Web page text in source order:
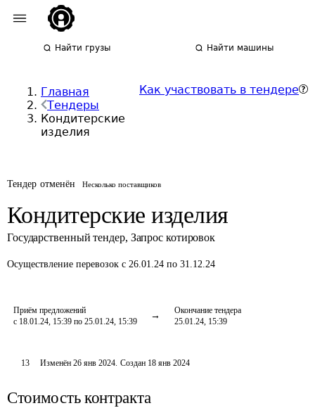
Найти грузы Найти машины
Главная
Тендеры
Кондитерские
изделия
Как участвовать в тендере
Тендер отменён Несколько поставщиков
Кондитерские изделия
Государственный тендер, Запрос котировок
Осуществление перевозок с 26.01.24 по 31.12.24
Приём предложений
с 18.01.24, 15:39 по 25.01.24, 15:39
Окончание тендера
25.01.24, 15:39
13 Изменён26 янв 2024. Создан 18 янв 2024
Стоимость контракта